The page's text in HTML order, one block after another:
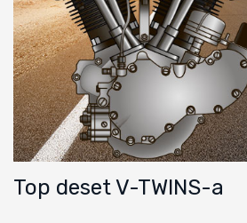
Top deset V-TWINS-a